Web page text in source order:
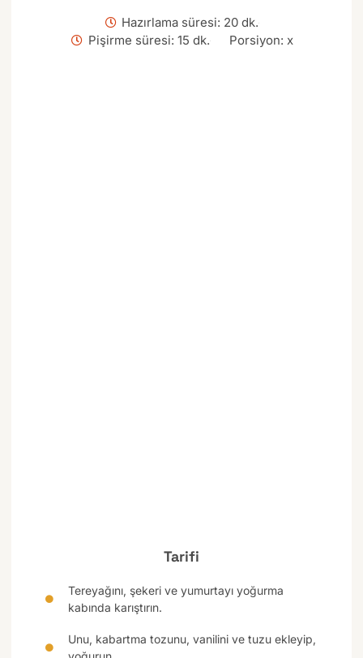
Hazırlama süresi: 20 dk.
Pişirme süresi: 15 dk.
Porsiyon: x
Tarifi
Tereyağını, şekeri ve yumurtayı yoğurma
kabında karıştırın.
Unu, kabartma tozunu, vanilini ve tuzu ekleyip,